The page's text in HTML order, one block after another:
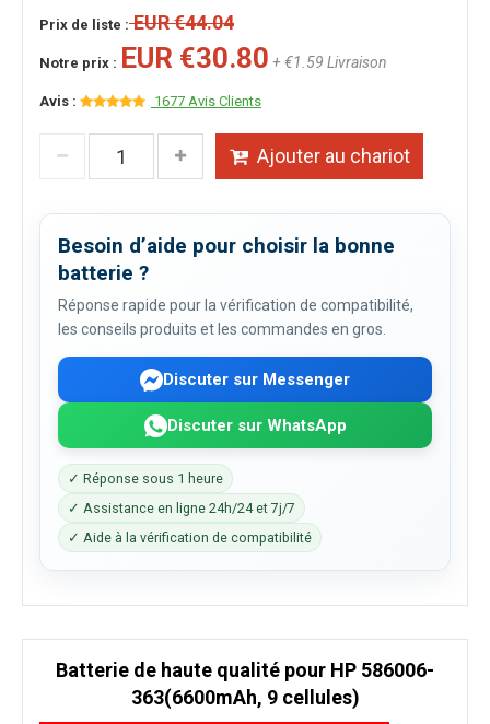
Prix de liste :EUR €44.04
Notre prix : EUR €30.80 + €1.59 Livraison
Avis : 1677 Avis Clients
Ajouter au chariot
Besoin d’aide pour choisir la bonne
batterie ?
Réponse rapide pour la vérification de compatibilité,
les conseils produits et les commandes en gros.
Discuter sur Messenger
Discuter sur WhatsApp
✓ Réponse sous 1 heure
✓ Assistance en ligne 24h/24 et 7j/7
✓ Aide à la vérification de compatibilité
Batterie de haute qualité pour HP 586006-
363(6600mAh, 9 cellules)